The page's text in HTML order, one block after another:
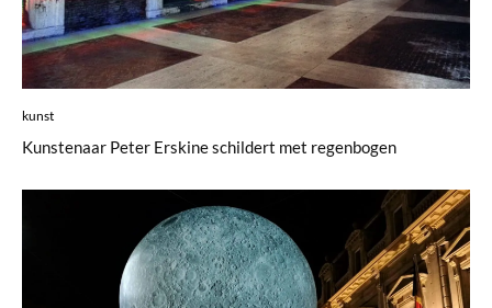
kunst
Kunstenaar Peter Erskine schildert met regenbogen